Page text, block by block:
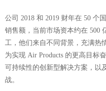
公司 2018 和 2019 财年在 50 个
销售额，当前市场资本约在 500
工，他们来自不同背景，充满热
为实现 Air Products 的更高目标
可持续性的创新型解决方案，以
战。